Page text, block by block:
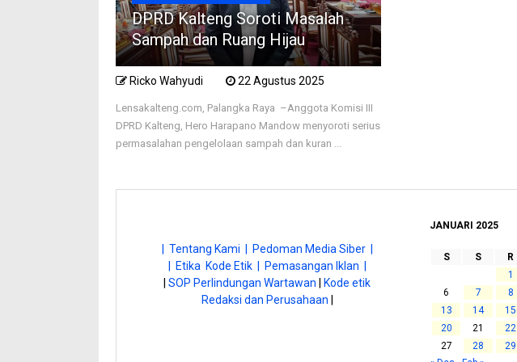
DPRD Kalteng Soroti Masalah
Sampah dan Ruang Hijau
Ricko Wahyudi 22 Agustus 2025
Lensakalteng.com, Palangka Raya –Anggota Komisi III
DPRD Kalteng, Hero Harapano Mandow menyoroti serius
permasalahan pengelolaan sampah dan kuran ...
| Tentang Kami |
Pedoman Media Siber |
| Etika Kode Etik |
Pemasangan Iklan |
|SOP Perlindungan Wartawan
Kode etik
Redaksi dan Perusahaan
JANUARI 2025
S S R
1
6
7 8
13
14 15
20
21 22
27
28 29